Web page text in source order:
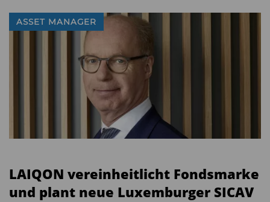
ASSET MANAGER
LAIQON vereinheitlicht Fondsmarke
und plant neue Luxemburger SICAV